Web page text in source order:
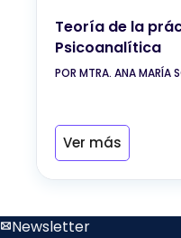
Teoría de la
Psicoanalítica
POR MTRA. ANA MARÍA
Ver más